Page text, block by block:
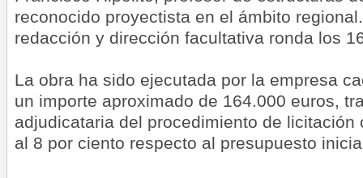
reconocido proyectista en el ámbito
redacción y dirección facultativa ronda los
La obra ha sido ejecutada por la empresa
un importe aproximado de 164.000 euros,
adjudicataria del procedimiento de licitación
al 8 por ciento respecto al presupuesto